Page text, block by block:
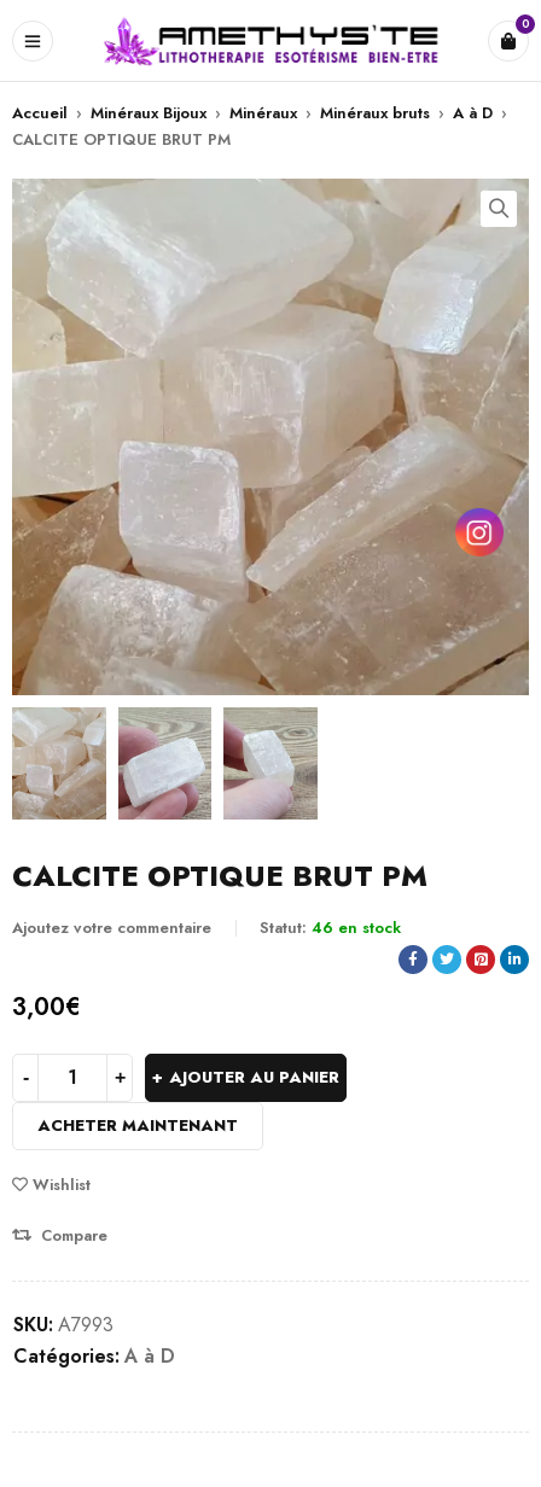
0
Accueil › Minéraux Bijoux › Minéraux › Minéraux bruts › A à D ›
CALCITE OPTIQUE BRUT PM
CALCITE OPTIQUE BRUT PM
Ajoutez votre commentaire Statut: 46 en stock
3,00€
AJOUTER AU PANIER
ACHETER MAINTENANT
Wishlist
Compare
SKU: A7993
Catégories: A à D